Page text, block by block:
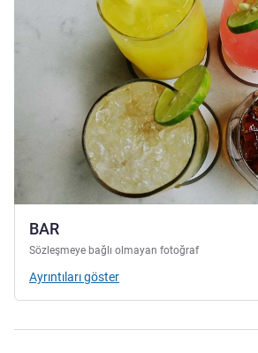
BAR
Sözleşmeye bağlı olmayan fotoğraf
Ayrıntıları göster